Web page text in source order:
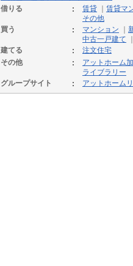
借りる
賃貸
賃貸マ
その他
買う
マンション
中古一戸建て
建てる
注文住宅
その他
アットホーム
ライブラリー
グループサイト
アットホーム